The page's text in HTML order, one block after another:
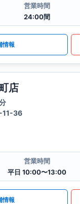
営業時間
24:00間
情報
店
11-36
営業時間
平日 10:00〜13:00
情報